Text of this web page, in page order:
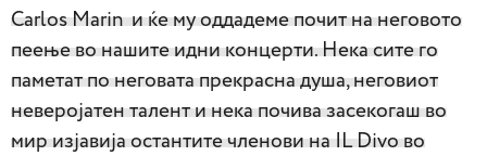
Carlos Marin и ќе му оддадеме почит на неговото
пеење во нашите идни концерти. Нека сите го
паметат по неговата прекрасна душа, неговиот
неверојатен талент и нека почива засекогаш во
мир изјавија остантите членови на IL Divo во